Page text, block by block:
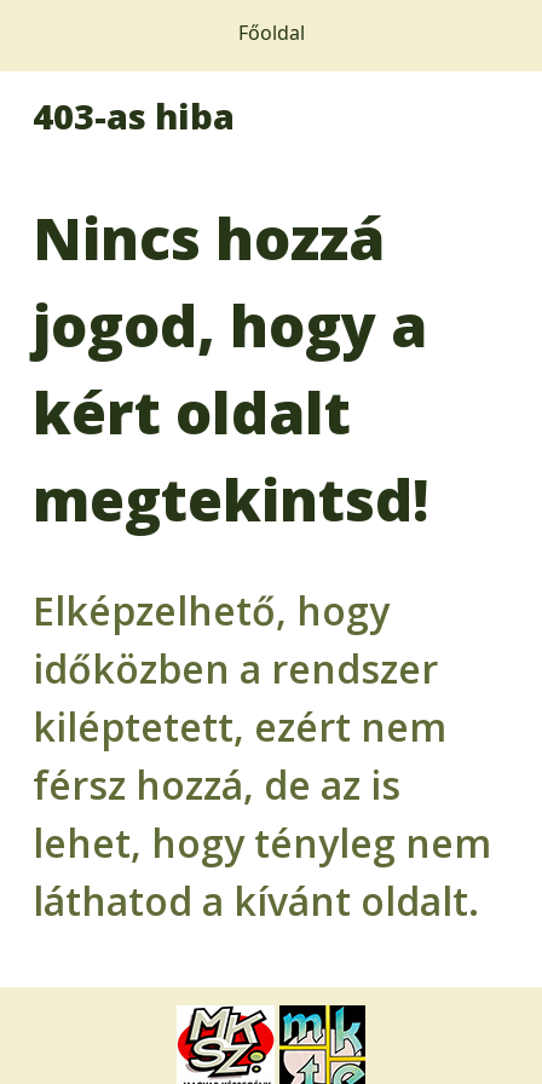
Főoldal
403-as hiba
Nincs hozzá
jogod, hogy a
kért oldalt
megtekintsd!
Elképzelhető, hogy
időközben a rendszer
kiléptetett, ezért nem
férsz hozzá, de az is
lehet, hogy tényleg nem
láthatod a kívánt oldalt.